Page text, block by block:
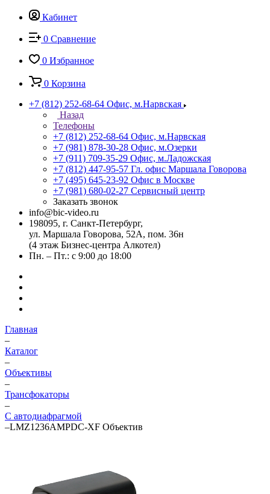
Кабинет
0 Сравнение
0 Избранное
0 Корзина
+7 (812) 252-68-64 Офис, м.Нарвская
Назад
Телефоны
+7 (812) 252-68-64 Офис, м.Нарвская
+7 (981) 878-30-28 Офис, м.Озерки
+7 (911) 709-35-29 Офис, м.Ладожская
+7 (812) 447-95-57 Гл. офис Маршала Говорова
+7 (495) 645-23-92 Офис в Москве
+7 (981) 680-02-27 Сервисный центр
Заказать звонок
info@bic-video.ru
198095, г. Санкт-Петербург,
ул. Маршала Говорова, 52А, пом. 36н
(4 этаж Бизнес-центра Алкотел)
Пн. – Пт.: с 9:00 до 18:00
Главная
–
Каталог
–
Объективы
–
Трансфокаторы
–
С автодиафрагмой
–LMZ1236AMPDC-XF Объектив